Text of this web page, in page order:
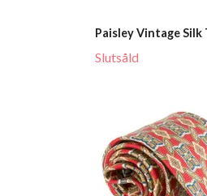
Paisley Vintage
Slutsåld